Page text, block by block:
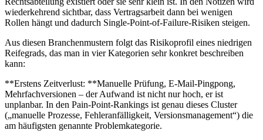
wiederkehrend sichtbar, dass Vertragsarbeit dann bei wenigen
Rollen hängt und dadurch Single-Point-of-Failure-Risiken steigen.
Aus diesen Branchenmustern folgt das Risikoprofil eines niedrigen
Reifegrads, das man in vier Kategorien sehr konkret beschreiben
kann:
**Erstens Zeitverlust: **Manuelle Prüfung, E‑Mail‑Pingpong,
Mehrfachversionen – der Aufwand ist nicht nur hoch, er ist
unplanbar. In den Pain-Point-Rankings ist genau dieses Cluster
(„manuelle Prozesse, Fehleranfälligkeit, Versionsmanagement“) die
am häufigsten genannte Problemkategorie.